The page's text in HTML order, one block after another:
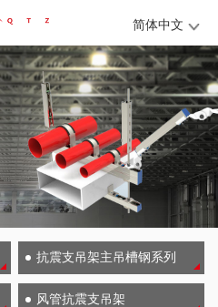
简体中文
抗震支吊架主吊槽钢系列
风管抗震支吊架